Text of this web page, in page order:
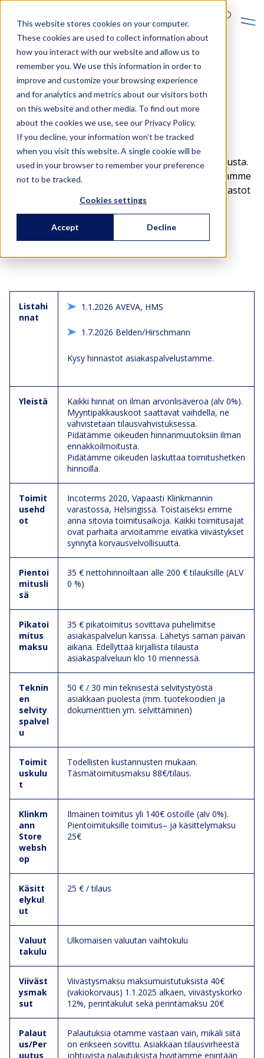
This website stores cookies on your computer.
These cookies are used to collect information about
how you interact with our website and allow us to
remember you. We use this information in order to
improve and customize your browsing experience
and for analytics and metrics about our visitors both
on this website and other media. To find out more
about the cookies we use, see our Privacy Policy.
If you decline, your information won’t be tracked
when you visit this website. A single cookie will be
used in your browser to remember your preference
not to be tracked.
Cookies settings
Accept Decline
Myyntiehdot
Klinkmann Oy:n myyntiehdot ja tiedot hinnoittelusta.
Ehdot on esitetty soveltamisjärjestyksessä. Hintamme
ovat voimassa toistaiseksi. Voimassa olevat hinnastot
ja lisätiedot saatte asiakaspalvelustamme.
Tarjouskyselyt ja tilaukset käsitellään myös
asiakaspalvelussamme.
Listahi
nnat
1.1.2026 AVEVA, HMS
1.7.2026 Belden/Hirschmann
Kysy hinnastot asiakaspalvelustamme.
Yleistä
Kaikki hinnat on ilman arvonlisäveroa (alv 0%).
Myyntipakkauskoot saattavat vaihdella, ne
vahvistetaan tilausvahvistuksessa.
Pidätämme oikeuden hinnanmuutoksiin ilman
ennakkoilmoitusta.
Pidätämme oikeuden laskuttaa toimitushetken
hinnoilla.
Toimit
usehd
ot
Incoterms 2020, Vapaasti Klinkmannin
varastossa, Helsingissä. Toistaiseksi emme
anna sitovia toimitusaikoja. Kaikki toimitusajat
ovat parhaita arvioitamme eivätkä viivästykset
synnytä korvausvelvollisuutta.
Pientoi
mitusli
sä
35 € nettohinnoiltaan alle 200 € tilauksille (ALV
0 %)
Pikatoi
mitus
maksu
35 € pikatoimitus sovittava puhelimitse
asiakaspalvelun kanssa. Lähetys saman päivän
aikana. Edellyttää kirjallista tilausta
asiakaspalveluun klo 10 mennessä.
Teknin
en
selvity
spalvel
u
50 € / 30 min teknisestä selvitystyöstä
asiakkaan puolesta (mm. tuotekoodien ja
dokumenttien ym. selvittäminen)
Toimit
uskulu
t
Todellisten kustannusten mukaan.
Täsmätoimitusmaksu 88€/tilaus.
Klinkm
ann
Store
websh
op
Ilmainen toimitus yli 140€ ostoille (alv 0%).
Pientoimituksille toimitus– ja käsittelymaksu
25€
Käsitt
elykul
ut
25 € / tilaus
Valuut
takulu
Ulkomaisen valuutan vaihtokulu
Viiväst
ysmak
sut
Viivästysmaksu maksumuistutuksista 40€
(vakiokorvaus) 1.1.2025 alkaen, viivästyskorko
12%, perintäkulut sekä perintämaksu 20€
Palaut
us/Per
uutus
Palautuksia otamme vastaan vain, mikäli siitä
on erikseen sovittu. Asiakkaan tilausvirheestä
johtuvista palautuksista hyvitämme enintään